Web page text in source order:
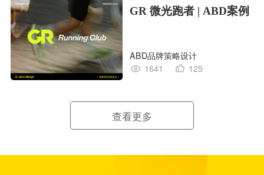
GR 微光跑者 | ABD案例
ABD品牌策略设计
1641
125
查看更多